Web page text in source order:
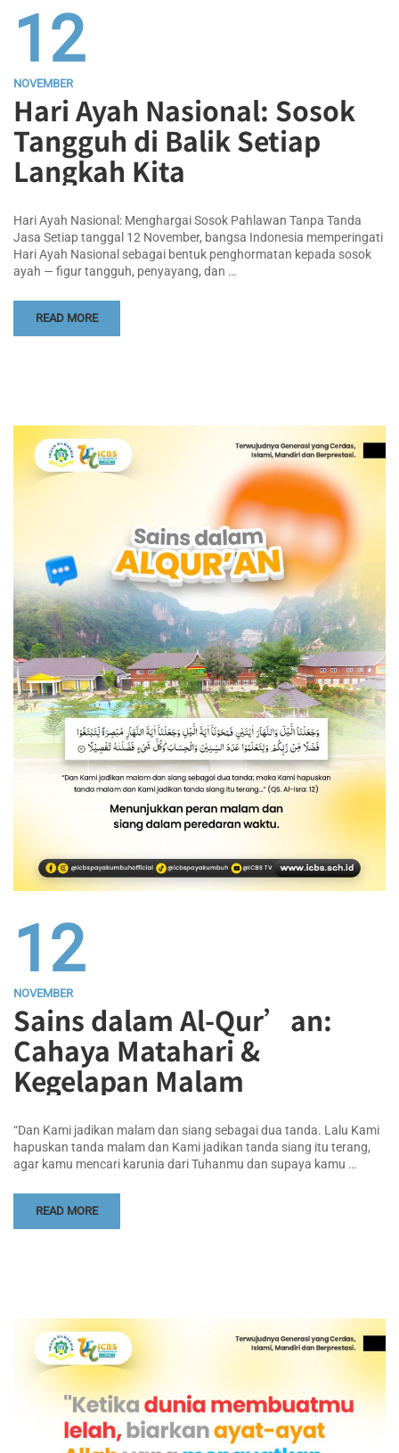
12
NOVEMBER
Hari Ayah Nasional: Sosok
Tangguh di Balik Setiap
Langkah Kita
Hari Ayah Nasional: Menghargai Sosok Pahlawan Tanpa Tanda
Jasa Setiap tanggal 12 November, bangsa Indonesia memperingati
Hari Ayah Nasional sebagai bentuk penghormatan kepada sosok
ayah — figur tangguh, penyayang, dan …
READ MORE
12
NOVEMBER
Sains dalam Al-Qur’an:
Cahaya Matahari &
Kegelapan Malam
“Dan Kami jadikan malam dan siang sebagai dua tanda. Lalu Kami
hapuskan tanda malam dan Kami jadikan tanda siang itu terang,
agar kamu mencari karunia dari Tuhanmu dan supaya kamu …
READ MORE